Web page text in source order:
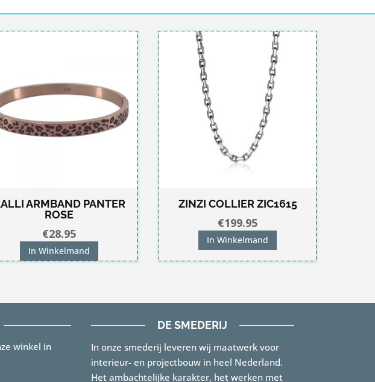
ARMBAND PANTER
ROSE
€28.95
In Winkelmand
ZINZI COLLIER ZIC1615
€199.95
In Winkelmand
winkel in
DE SMEDERIJ
In onze smederij leveren wij maatwerk voor
interieur- en projectbouw in heel Nederland.
Het ambachtelijke karakter, het werken met